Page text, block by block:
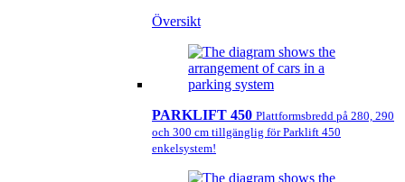
Översikt
PARKLIFT 450 Plattformsbredd på 280, 290
och 300 cm tillgänglig för Parklift 450
enkelsystem!